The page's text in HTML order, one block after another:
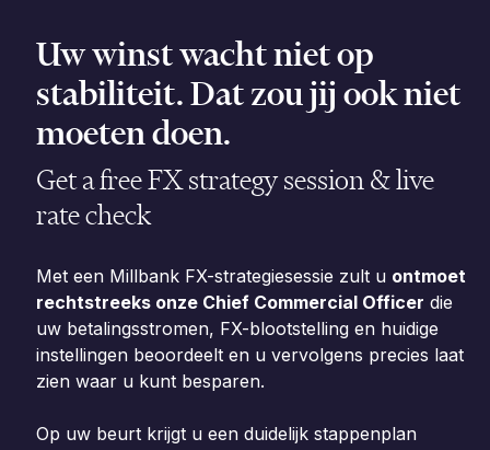
Uw winst wacht niet op
stabiliteit. Dat zou jij ook niet
moeten doen.
Get a free FX strategy session & live
rate check
Met een Millbank FX-strategiesessie zult u ontmoet
rechtstreeks onze Chief Commercial Officer die
uw betalingsstromen, FX-blootstelling en huidige
instellingen beoordeelt en u vervolgens precies laat
zien waar u kunt besparen.
Op uw beurt krijgt u een duidelijk stappenplan